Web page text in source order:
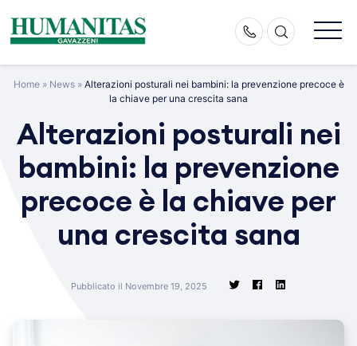
content
Home» News» Alterazioni posturali nei bambini: la prevenzione precoce è
la chiave per una crescita sana
Alterazioni posturali nei
bambini: la prevenzione
precoce è la chiave per
una crescita sana
Pubblicato il Novembre 19, 2025